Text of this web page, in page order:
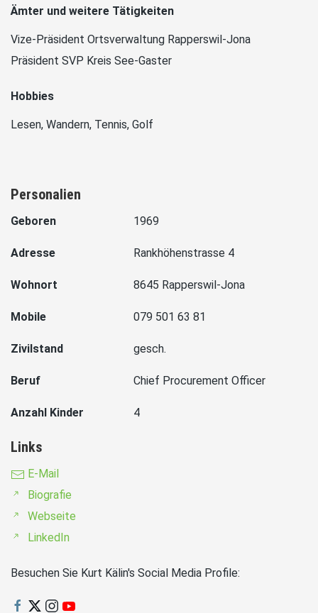
Ämter und weitere Tätigkeiten
Vize-Präsident Ortsverwaltung Rapperswil-Jona
Präsident SVP Kreis See-Gaster
Hobbies
Lesen, Wandern, Tennis, Golf
Personalien
Geboren 1969
Adresse Rankhöhenstrasse 4
Wohnort 8645 Rapperswil-Jona
Mobile 079 501 63 81
Zivilstand gesch.
Beruf Chief Procurement Officer
Anzahl Kinder 4
Links
E-Mail
Biografie
Webseite
LinkedIn
Besuchen Sie Kurt Kälin's Social Media Profile: